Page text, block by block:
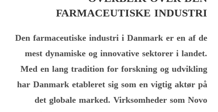
FARMACEUTISKE INDUSTRI
Den farmaceutiske industri i Danmark er en af de
mest dynamiske og innovative sektorer i landet.
Med en lang tradition for forskning og udvikling
har Danmark etableret sig som en vigtig aktør på
det globale marked. Virksomheder som Novo